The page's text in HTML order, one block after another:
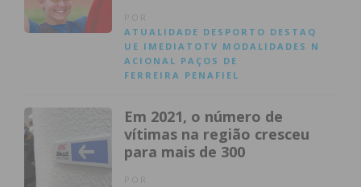
ATUALIDADE DESPORTO DESTAQ
UE IMEDIATOTV MODALIDADES N
ACIONAL PAÇOS DE
FERREIRA PENAFIEL
Em 2021, o número de
vítimas na região cresceu
para mais de 300